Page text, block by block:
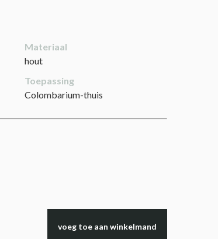
Materiaal
hout
Toepassing
Colombarium-thuis
voeg toe aan winkelmand